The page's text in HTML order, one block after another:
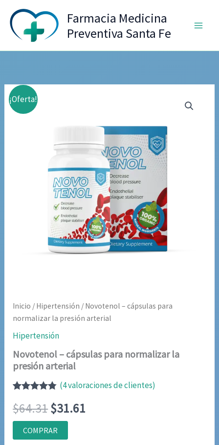
contenido
Farmacia Medicina
Preventiva Santa Fe
¡Oferta!
Inicio / Hipertensión / Novotenol – cápsulas para
normalizar la presión arterial
Hipertensión
Novotenol – cápsulas para normalizar la
presión arterial
con4.75 de
5 en base
a
valoraciones
de clientes
(4valoraciones de clientes)
$64.31El
precio
$31.61
COMPRAR